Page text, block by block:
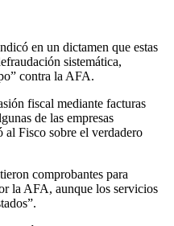
en un dictamen que estas
sistemática,
contra la AFA.
fiscal mediante facturas
de las empresas
al Fisco sobre el verdadero
comprobantes para
la AFA, aunque los servicios